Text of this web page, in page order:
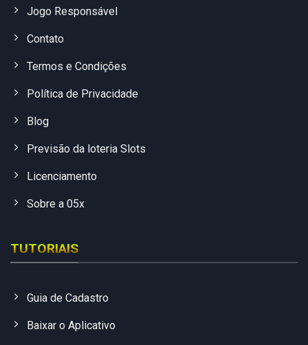
Jogo Responsável
Contato
Termos e Condições
Política de Privacidade
Blog
Previsão da loteria Slots
Licenciamento
Sobre a 05x
TUTORIAIS
Guia de Cadastro
Baixar o Aplicativo